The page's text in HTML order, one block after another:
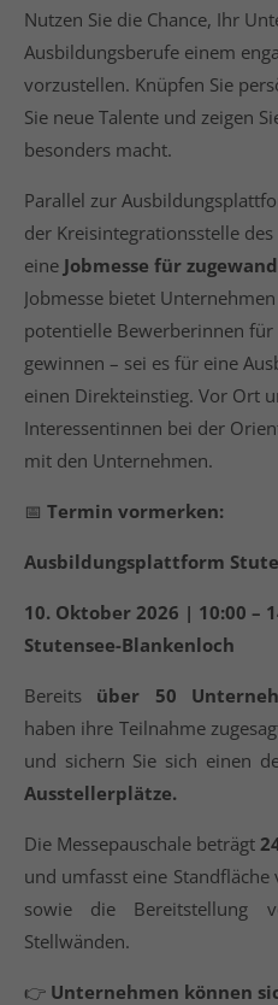
info@yourdomain.com
About us
Lorem ipsum dolor sit
adipiscing elit.
Aenean commodo ligula
Cum sociis natoque
parturient montes,
quam felis, ultricies nec.
Nutzen Sie die Chance, Ihr
Ausbildungsberufe einem
vorzustellen. Knüpfen Sie
Sie neue Talente und zeigen
besonders macht.
Parallel zur
der Kreisintegrationsstelle
eine Jobmesse für
Jobmesse bietet
potentielle Bewerberinnen
gewinnen – sei es für eine
einen Direkteinstieg. Vor Ort
Interessentinnen bei der
mit den Unternehmen.
📅 Termin vormerken:
Ausbildungsplattform
10. Oktober 2026 | 10:00 –
Stutensee-Blankenloch
Bereits über 50
haben ihre Teilnahme
und sichern Sie sich einen
Ausstellerplätze.
Die Messepauschale beträgt
und umfasst eine
sowie die Bereitstellung
Stellwänden.
👉 Unternehmen können